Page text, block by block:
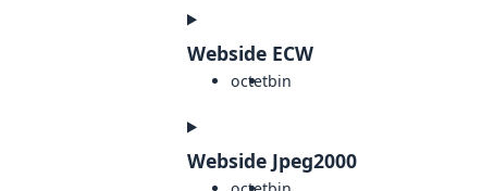
Webside ECW
octetbin
Webside Jpeg2000